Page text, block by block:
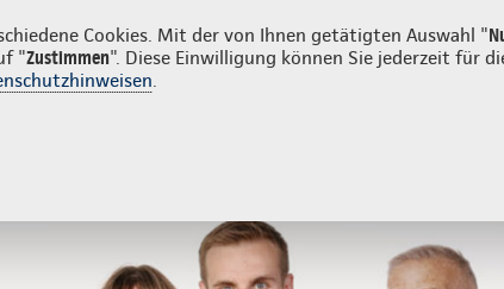
Cookies. Mit der von Ihnen getätigten Auswahl "
"Zustimmen". Diese Einwilligung können Sie jederzeit für
.